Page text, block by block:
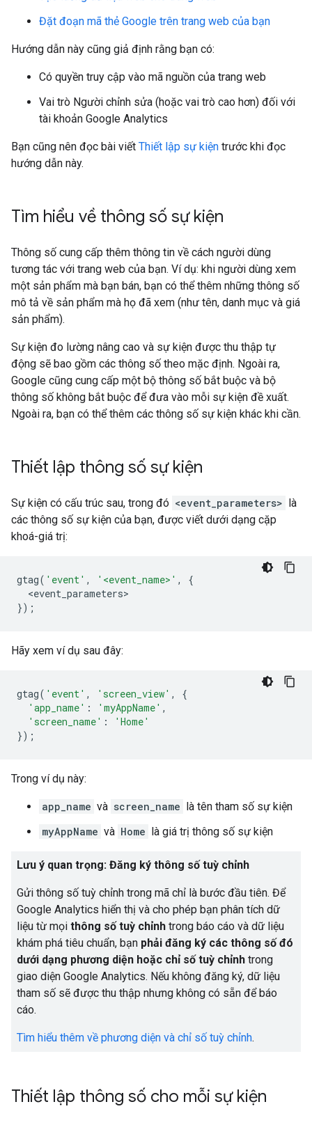
Đặt đoạn mã thẻ Google trên trang web của bạn
Hướng dẫn này cũng giả định rằng bạn có:
Có quyền truy cập vào mã nguồn của trang web
Vai trò Người chỉnh sửa (hoặc vai trò cao hơn) đối với
tài khoản Google Analytics
Bạn cũng nên đọc bài viết Thiết lập sự kiện trước khi đọc
hướng dẫn này.
Tìm hiểu về thông số sự kiện
Thông số cung cấp thêm thông tin về cách người dùng
tương tác với trang web của bạn. Ví dụ: khi người dùng xem
một sản phẩm mà bạn bán, bạn có thể thêm những thông số
mô tả về sản phẩm mà họ đã xem (như tên, danh mục và giá
sản phẩm).
Sự kiện đo lường nâng cao và sự kiện được thu thập tự
động sẽ bao gồm các thông số theo mặc định. Ngoài ra,
Google cũng cung cấp một bộ thông số bắt buộc và bộ
thông số không bắt buộc để đưa vào mỗi sự kiện đề xuất.
Ngoài ra, bạn có thể thêm các thông số sự kiện khác khi cần.
Thiết lập thông số sự kiện
Sự kiện có cấu trúc sau, trong đó <event_parameters> là
các thông số sự kiện của bạn, được viết dưới dạng cặp
khoá-giá trị:
gtag( 'event' , '<event_name>' ,
{
<event_parameters
});
Hãy xem ví dụ sau đây:
gtag( 'event' , 'screen_view' ,
{
'app_name' : 'myAppName' ,
'screen_name' :
'Home'
});
Trong ví dụ này:
app_name và screen_name là tên tham số sự kiện
myAppName và Home là giá trị thông số sự kiện
Lưu ý quan trọng: Đăng ký thông số tuỳ chỉnh
Gửi thông số tuỳ chỉnh trong mã chỉ là bước đầu tiên. Để
Google Analytics hiển thị và cho phép bạn phân tích dữ
liệu từ mọi thông số tuỳ chỉnh trong báo cáo và dữ liệu
khám phá tiêu chuẩn, bạn phải đăng ký các thông số đó
dưới dạng phương diện hoặc chỉ số tuỳ chỉnh trong
giao diện Google Analytics. Nếu không đăng ký, dữ liệu
tham số sẽ được thu thập nhưng không có sẵn để báo
cáo.
Tìm hiểu thêm về phương diện và chỉ số tuỳ chỉnh.
Thiết lập thông số cho mỗi sự kiện